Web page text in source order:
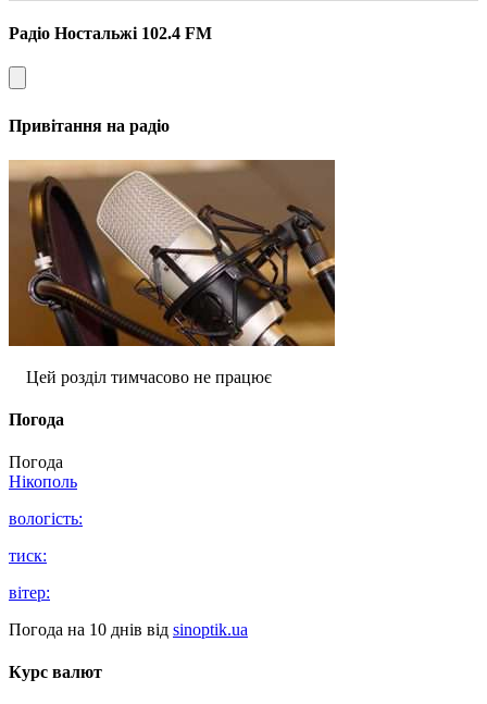
Радіо Ностальжі 102.4 FM
Привітання на радіо
Цей розділ тимчасово не працює
Погода
Погода
Нікополь
вологість:
тиск:
вітер:
Погода на 10 днів від sinoptik.ua
Курс валют